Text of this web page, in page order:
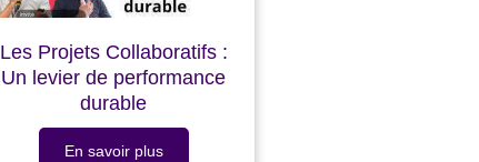
Les Projets Collaboratifs :
Un levier de performance
durable
En savoir plus